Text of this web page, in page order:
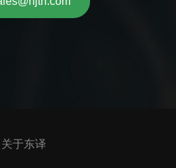
关于东译